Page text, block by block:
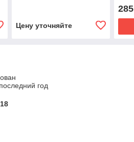
Цену уточняйте
год